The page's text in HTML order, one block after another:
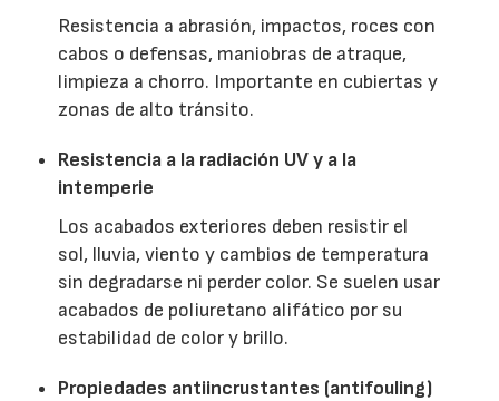
Resistencia a abrasión, impactos, roces con
cabos o defensas, maniobras de atraque,
limpieza a chorro. Importante en cubiertas y
zonas de alto tránsito.
Resistencia a la radiación UV y a la
intemperie
Los acabados exteriores deben resistir el
sol, lluvia, viento y cambios de temperatura
sin degradarse ni perder color. Se suelen usar
acabados de poliuretano alifático por su
estabilidad de color y brillo.
Propiedades antiincrustantes (antifouling)